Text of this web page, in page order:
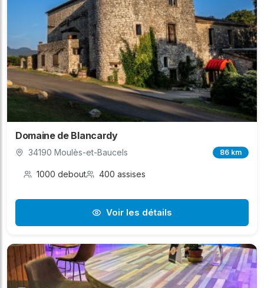
Domaine de Blancardy
34190 Moulès-et-Baucels 86 km
1000 debout 400 assises
Voir les détails